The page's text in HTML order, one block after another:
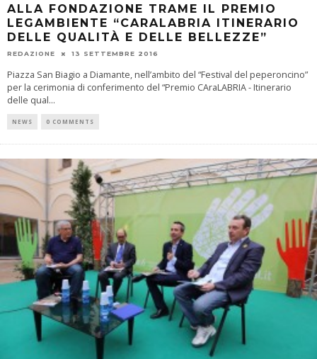
ALLA FONDAZIONE TRAME IL PREMIO
LEGAMBIENTE “CARALABRIA ITINERARIO
DELLE QUALITÀ E DELLE BELLEZZE”
REDAZIONE 13 SETTEMBRE 2016
Piazza San Biagio a Diamante, nell’ambito del “Festival del peperoncino”
per la cerimonia di conferimento del “Premio CAraLABRIA - Itinerario
delle qual...
NEWS 0 COMMENTS